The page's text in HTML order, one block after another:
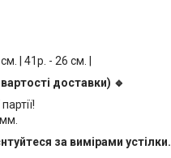
| 41р. - 26 см. |
доставки) 🔹
за вимірами устілки.